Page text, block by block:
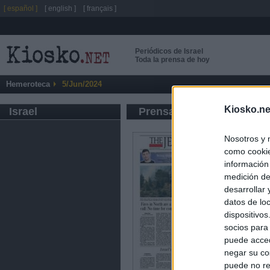
Nosotros y
como
medición
desarrollar
datos de
socios
puede
negar su
puede no
Periódicos de Israel
Toda la prensa de hoy
Hemeroteca 5/Jun/2024
Israel Prensa de Información
[ español ] [ english ] [ français ]